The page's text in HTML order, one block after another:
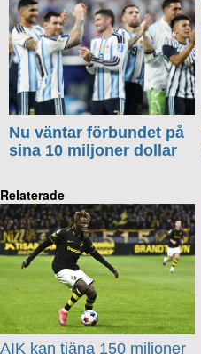
Nu väntar förbundet på
sina 10 miljoner dollar
Relaterade
AIK kan tjäna 150 miljoner